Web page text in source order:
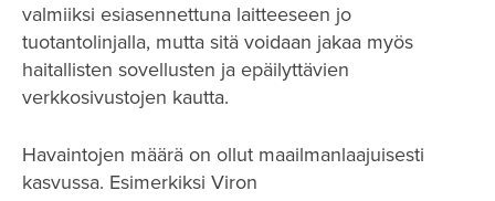
valmiiksi esiasennettuna laitteeseen jo
tuotantolinjalla, mutta sitä voidaan jakaa myös
haitallisten sovellusten ja epäilyttävien
verkkosivustojen kautta.
Havaintojen määrä on ollut maailmanlaajuisesti
kasvussa. Esimerkiksi Viron